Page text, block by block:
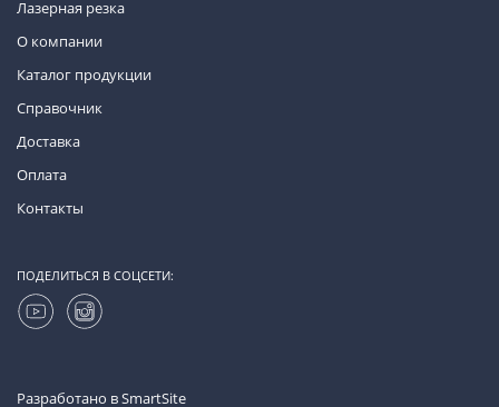
Лазерная резка
О компании
Каталог продукции
Справочник
Доставка
Оплата
Контакты
ПОДЕЛИТЬСЯ В СОЦСЕТИ:
Разработано вSmartSite